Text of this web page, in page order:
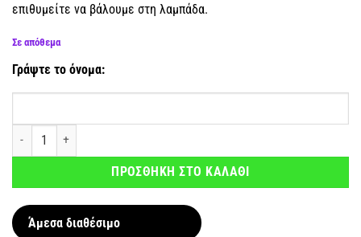
επιθυμείτε να βάλουμε στη λαμπάδα.
Σε απόθεμα
Γράψτε το όνομα:
Αρωματική λαμπάδα Πριγκίπισσα των Πάγων Φούξια με όνομα ποσότητα
ΠΡΟΣΘΗΚΗ ΣΤΟ ΚΑΛΑΘΙ
Άμεσα διαθέσιμο